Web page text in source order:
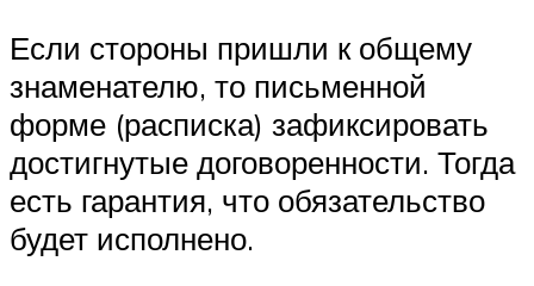
Если стороны пришли к общему
знаменателю, то письменной
форме (расписка) зафиксировать
достигнутые договоренности. Тогда
есть гарантия, что обязательство
будет исполнено.